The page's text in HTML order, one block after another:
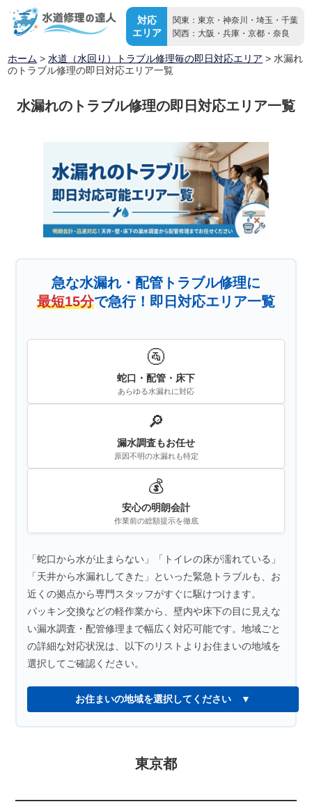
対応
エリア
関東：東京・神奈川・埼玉・千葉
関西：大阪・兵庫・京都・奈良
ホーム >水道（水回り）トラブル修理毎の即日対応エリア >水漏れ
のトラブル修理の即日対応エリア一覧
水漏れのトラブル修理の即日対応エリア一覧
急な水漏れ・配管トラブル修理に
最短15分で急行！即日対応エリア一覧
🚰
蛇口・配管・床下
あらゆる水漏れに対応
🔎
漏水調査もお任せ
原因不明の水漏れも特定
💰
安心の明朗会計
作業前の総額提示を徹底
「蛇口から水が止まらない」「トイレの床が濡れている」
「天井から水漏れしてきた」といった緊急トラブルも、お
近くの拠点から専門スタッフがすぐに駆けつけます。
パッキン交換などの軽作業から、壁内や床下の目に見えな
い漏水調査・配管修理まで幅広く対応可能です。地域ごと
の詳細な対応状況は、以下のリストよりお住まいの地域を
選択してご確認ください。
お住まいの地域を選択してください
東京都